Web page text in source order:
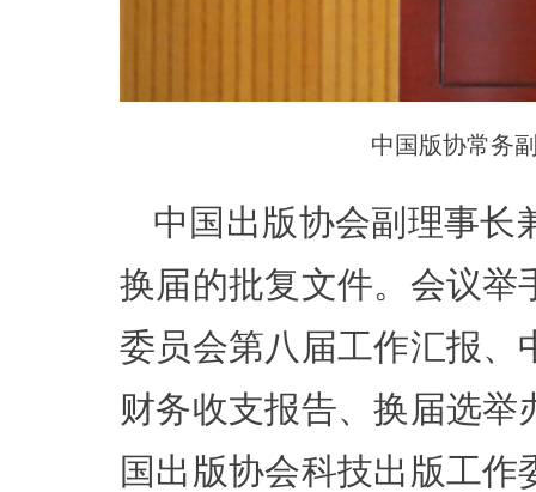
中国版协常务
中国出版协会副理事长
换届的批复文件。会议举
委员会第八届工作汇报、
财务收支报告、换届选
国出版协会科技出版工